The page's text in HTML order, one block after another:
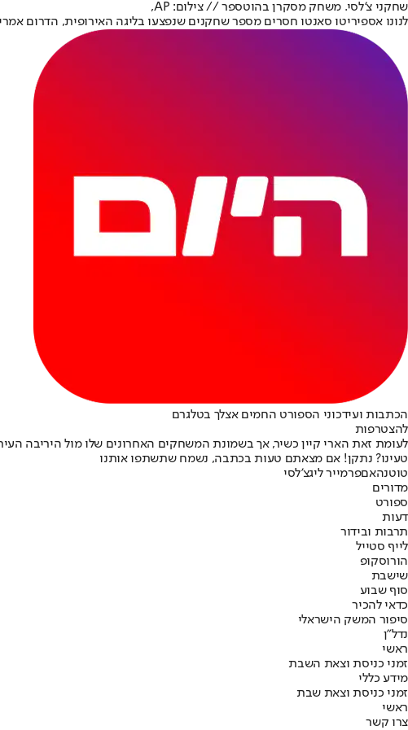
שחקני צ'לסי. משחק מסקרן בהוטספר // צילום: AP,
לנונו אספיריטו סאנטו חסרים מספר שחקנים שנפצעו בליגה האירופית, הדרום
הכתבות ועידכוני הספורט החמים אצלך בטלגרם
להצטרפות
לעומת זאת הארי קיין כשיר, אך בשמונת המשחקים האחרונים שלו מול היריבה
טעינו? נתקן! אם מצאתם טעות בכתבה, נשמח שתשתפו אותנו
טוטנהאםפרמייר ליגצ'לסי
מדורים
ספורט
דעות
תרבות ובידור
לייף סטייל
הורוסקופ
שישבת
סוף שבוע
כדאי להכיר
סיפור המשק הישראלי
נדל"ן
ראשי
זמני כניסת וצאת השבת
מידע כללי
זמני כניסת וצאת שבת
ראשי
צרו קשר